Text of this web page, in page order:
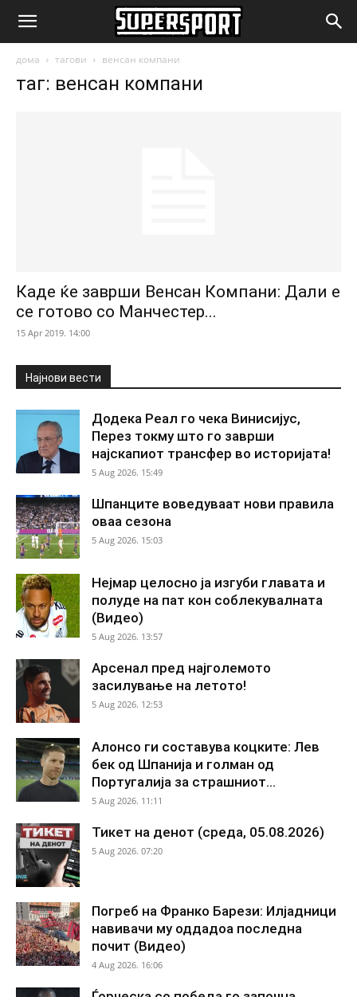
SuperSport.mk
дома тагови венсан компани
таг: венсан компани
Каде ќе заврши Венсан Компани: Дали е
се готово со Манчестер...
15 Apr 2019. 14:00
Најнови вести
Додека Реал го чека Винисијус,
Перез токму што го заврши
најскапиот трансфер во историјата!
5 Aug 2026. 15:49
Шпанците воведуваат нови правила
оваа сезона
5 Aug 2026. 15:03
Нејмар целосно ја изгуби главата и
полуде на пат кон соблекувалната
(Видео)
5 Aug 2026. 13:57
Арсенал пред најголемото
засилување на летото!
5 Aug 2026. 12:53
Алонсо ги составува коцките: Лев
бек од Шпанија и голман од
Португалија за страшниот...
5 Aug 2026. 11:11
Тикет на денот (среда, 05.08.2026)
5 Aug 2026. 07:20
Погреб на Франко Барези: Илјадници
навивачи му оддадоа последна
почит (Видео)
4 Aug 2026. 16:06